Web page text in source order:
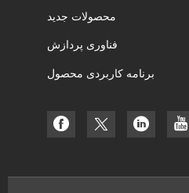
محصولات جدید
فناوری پردازش
برنامه کاربردی محصول